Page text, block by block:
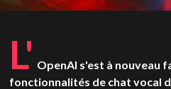
L' OpenAI s'est à nouveau
fonctionnalités de chat vocal